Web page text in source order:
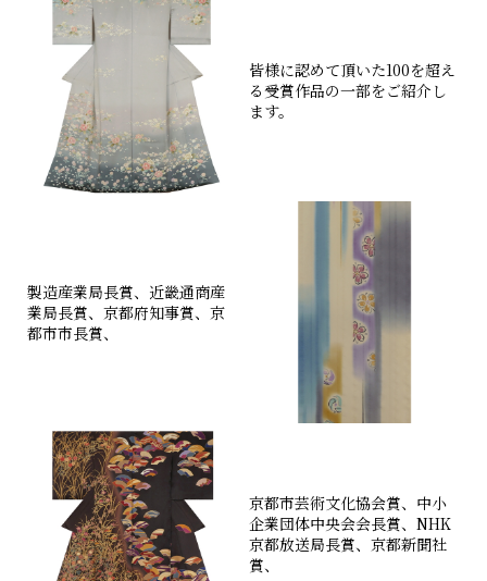
皆様に認めて頂いた100を超え
る受賞作品の一部をご紹介し
ます。
製造産業局長賞、近畿通商産
業局長賞、京都府知事賞、京
都市市長賞、
京都市芸術文化協会賞、中小
企業団体中央会会長賞、NHK
京都放送局長賞、京都新聞社
賞、